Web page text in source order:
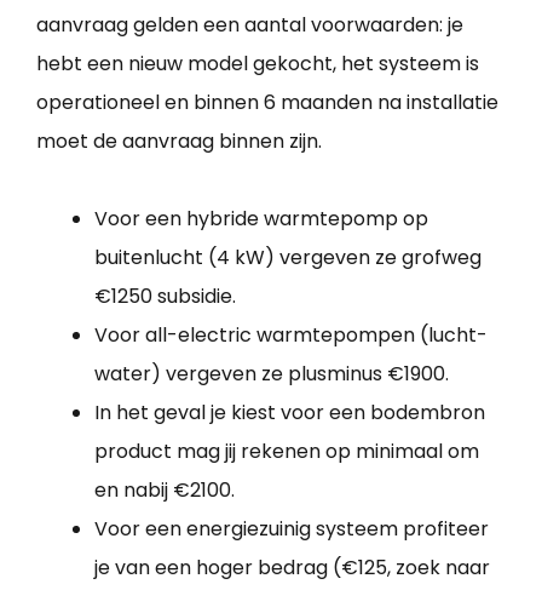
aanvraag gelden een aantal voorwaarden: je
hebt een nieuw model gekocht, het systeem is
operationeel en binnen 6 maanden na installatie
moet de aanvraag binnen zijn.
Voor een hybride warmtepomp op
buitenlucht (4 kW) vergeven ze grofweg
€1250 subsidie.
Voor all-electric warmtepompen (lucht-
water) vergeven ze plusminus €1900.
In het geval je kiest voor een bodembron
product mag jij rekenen op minimaal om
en nabij €2100.
Voor een energiezuinig systeem profiteer
je van een hoger bedrag (€125, zoek naar